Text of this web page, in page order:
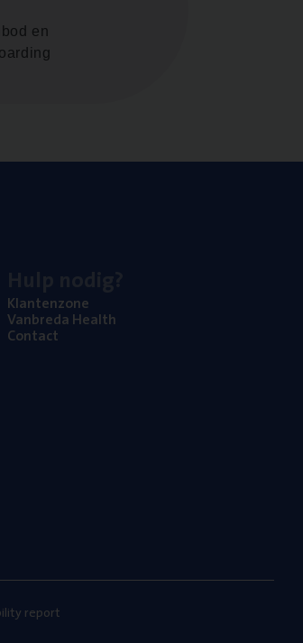
en
Klan­ten­zo­ne
Van­b­re­da Health
Con­tact
report